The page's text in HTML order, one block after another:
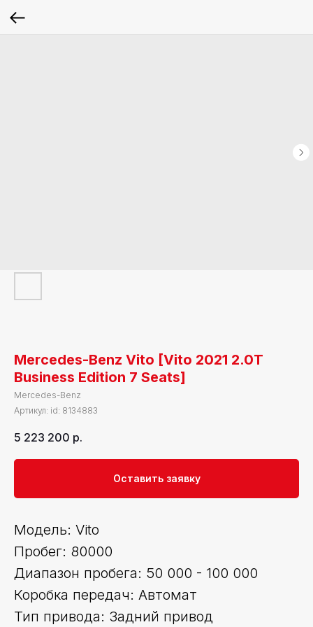
Mercedes-Benz Vito [Vito 2021 2.0T
Business Edition 7 Seats]
Mercedes-Benz
Артикул: id: 8134883
5 223 200 р.
Оставить заявку
Модель: Vito
Пробег: 80000
Диапазон пробега: 50 000 - 100 000
Коробка передач: Автомат
Тип привода: Задний привод